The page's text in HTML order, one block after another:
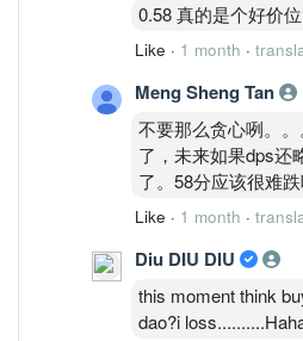
0.58 真的是个好价
Like · 1 month ·
Meng Sheng Tan
不要那么贪心咧。
了，未来如果dps还
了。58分应该很难
Like · 1 month ·
Diu DIU DIU
this moment think
dao?i